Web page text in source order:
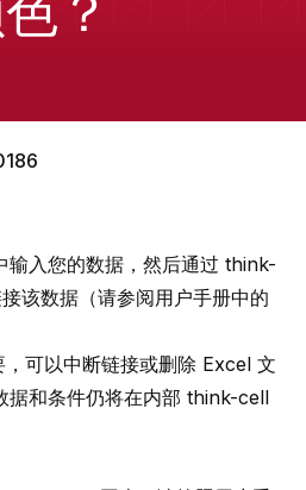
入您的数据，然后通过 think-
该数据（请参阅用户手册中的
可以中断链接或删除 Excel 文
和条件仍将在内部 think-cell